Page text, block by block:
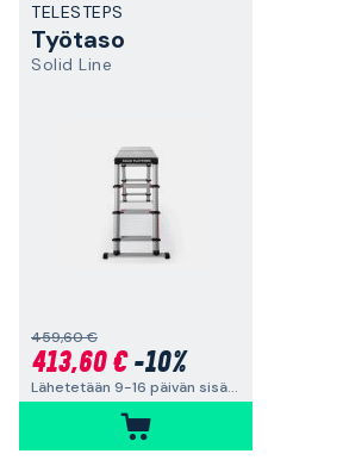
TELESTEPS
Työtaso
Solid Line
459,60 €
413,60 €-10%
Lähetetään 9-16 päivän sisällä